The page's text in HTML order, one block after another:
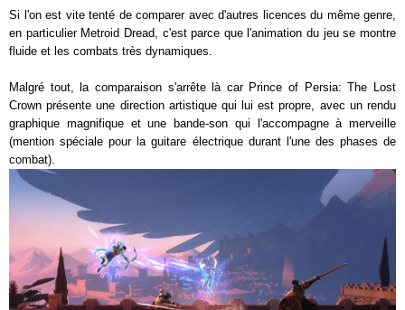
Si l'on est vite tenté de comparer avec d'autres licences du même genre,
en particulier Metroid Dread, c'est parce que l'animation du jeu se montre
fluide et les combats très dynamiques.
Malgré tout, la comparaison s'arrête là car Prince of Persia: The Lost
Crown présente une direction artistique qui lui est propre, avec un rendu
graphique magnifique et une bande-son qui l'accompagne à merveille
(mention spéciale pour la guitare électrique durant l'une des phases de
combat).